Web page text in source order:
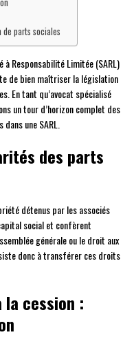
de parts sociales
à Responsabilité Limitée (SARL)
de bien maîtriser la législation
En tant qu’avocat spécialisé
un tour d’horizon complet des
une SARL.
des parts
détenus par les associés
social et confèrent
générale ou le droit aux
donc à transférer ces droits
la cession :